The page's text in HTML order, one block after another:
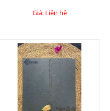
Giá: Liên hệ